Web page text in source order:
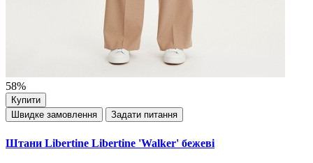
58%
Купити
Швидке замовлення
Задати питання
Штани Libertine Libertine 'Walker' бежеві